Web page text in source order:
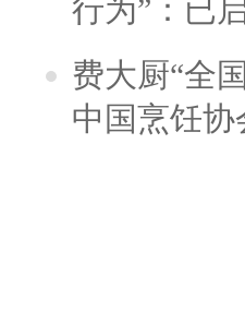
行为”：已
费大厨“全
中国烹饪协